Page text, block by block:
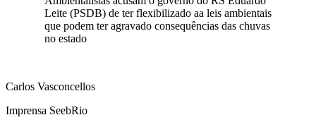
Leite (PSDB) de ter flexibilizado aa leis ambientais
que podem ter agravado consequências das chuvas
no estado
Carlos Vasconcellos
Imprensa SeebRio